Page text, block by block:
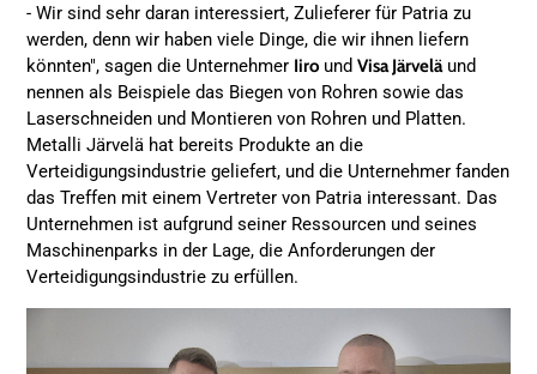
- Wir sind sehr daran interessiert, Zulieferer für Patria zu
werden, denn wir haben viele Dinge, die wir ihnen liefern
könnten", sagen die Unternehmer Iiro undVisa Järveläund
nennen als Beispiele das Biegen von Rohren sowie das
Laserschneiden und Montieren von Rohren und Platten.
Metalli Järvelä hat bereits Produkte an die
Verteidigungsindustrie geliefert, und die Unternehmer fanden
das Treffen mit einem Vertreter von Patria interessant. Das
Unternehmen ist aufgrund seiner Ressourcen und seines
Maschinenparks in der Lage, die Anforderungen der
Verteidigungsindustrie zu erfüllen.